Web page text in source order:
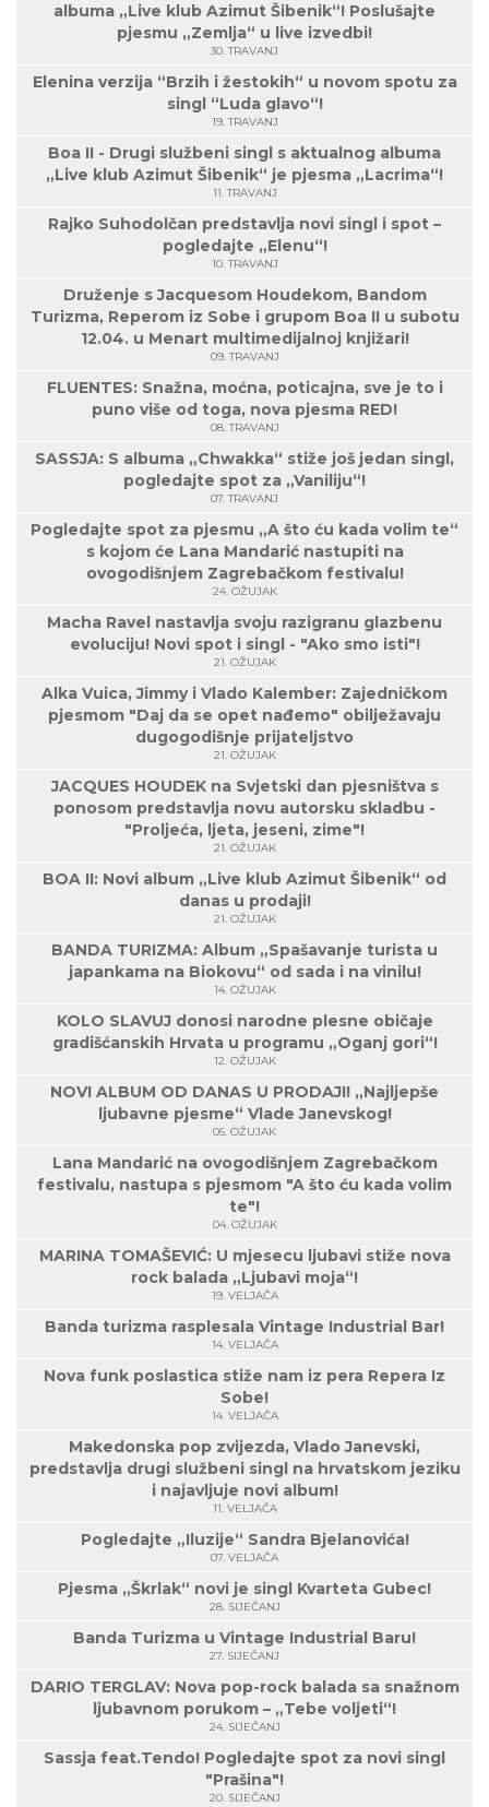
albuma „Live klub Azimut Šibenik“! Poslušajte
pjesmu „Zemlja“ u live izvedbi!
30. TRAVANJ
Elenina verzija “Brzih i žestokih“ u novom spotu za
singl “Luda glavo“!
19. TRAVANJ
Boa II - Drugi službeni singl s aktualnog albuma
„Live klub Azimut Šibenik“ je pjesma „Lacrima“!
11. TRAVANJ
Rajko Suhodolčan predstavlja novi singl i spot –
pogledajte „Elenu“!
10. TRAVANJ
Druženje s Jacquesom Houdekom, Bandom
Turizma, Reperom iz Sobe i grupom Boa II u subotu
12.04. u Menart multimedijalnoj knjižari!
09. TRAVANJ
FLUENTES: Snažna, moćna, poticajna, sve je to i
puno više od toga, nova pjesma RED!
08. TRAVANJ
SASSJA: S albuma „Chwakka“ stiže još jedan singl,
pogledajte spot za „Vaniliju“!
07. TRAVANJ
Pogledajte spot za pjesmu „A što ću kada volim te“
s kojom će Lana Mandarić nastupiti na
ovogodišnjem Zagrebačkom festivalu!
24. OŽUJAK
Macha Ravel nastavlja svoju razigranu glazbenu
evoluciju! Novi spot i singl - "Ako smo isti"!
21. OŽUJAK
Alka Vuica, Jimmy i Vlado Kalember: Zajedničkom
pjesmom "Daj da se opet nađemo" obilježavaju
dugogodišnje prijateljstvo
21. OŽUJAK
JACQUES HOUDEK na Svjetski dan pjesništva s
ponosom predstavlja novu autorsku skladbu -
"Proljeća, ljeta, jeseni, zime"!
21. OŽUJAK
BOA II: Novi album „Live klub Azimut Šibenik“ od
danas u prodaji!
21. OŽUJAK
BANDA TURIZMA: Album „Spašavanje turista u
japankama na Biokovu“ od sada i na vinilu!
14. OŽUJAK
KOLO SLAVUJ donosi narodne plesne običaje
gradišćanskih Hrvata u programu „Oganj gori“!
12. OŽUJAK
NOVI ALBUM OD DANAS U PRODAJI! „Najljepše
ljubavne pjesme“ Vlade Janevskog!
05. OŽUJAK
Lana Mandarić na ovogodišnjem Zagrebačkom
festivalu, nastupa s pjesmom "A što ću kada volim
te"!
04. OŽUJAK
MARINA TOMAŠEVIĆ: U mjesecu ljubavi stiže nova
rock balada „Ljubavi moja“!
19. VELJAČA
Banda turizma rasplesala Vintage Industrial Bar!
14. VELJAČA
Nova funk poslastica stiže nam iz pera Repera Iz
Sobe!
14. VELJAČA
Makedonska pop zvijezda, Vlado Janevski,
predstavlja drugi službeni singl na hrvatskom jeziku
i najavljuje novi album!
11. VELJAČA
Pogledajte „Iluzije“ Sandra Bjelanovića!
07. VELJAČA
Pjesma „Škrlak“ novi je singl Kvarteta Gubec!
28. SIJEČANJ
Banda Turizma u Vintage Industrial Baru!
27. SIJEČANJ
DARIO TERGLAV: Nova pop-rock balada sa snažnom
ljubavnom porukom – „Tebe voljeti“!
24. SIJEČANJ
Sassja feat.Tendo! Pogledajte spot za novi singl
"Prašina"!
20. SIJEČANJ